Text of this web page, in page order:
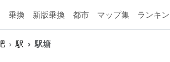
乗換 新版乗換 都市 マップ集 ランキ
駅 駅塘